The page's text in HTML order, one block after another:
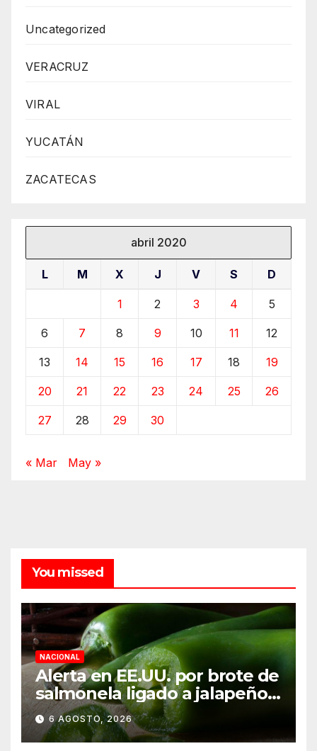
Uncategorized
VERACRUZ
VIRAL
YUCATÁN
ZACATECAS
abril 2020
L M X J V S D
1 2 3 4 5
6 7 8 9 10 11 12
13 14 15 16 17 18 19
20 21 22 23 24 25 26
27 28 29 30
« Mar May »
You missed
NACIONAL
Alerta en EE.UU. por brote de
salmonela ligado a jalapeños
mexicanos; reportan 345
casos
6 AGOSTO, 2026